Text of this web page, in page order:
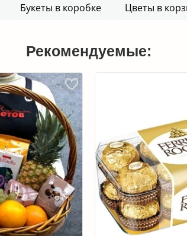
Букеты в коробке Цветы в
Рекомендуемые: